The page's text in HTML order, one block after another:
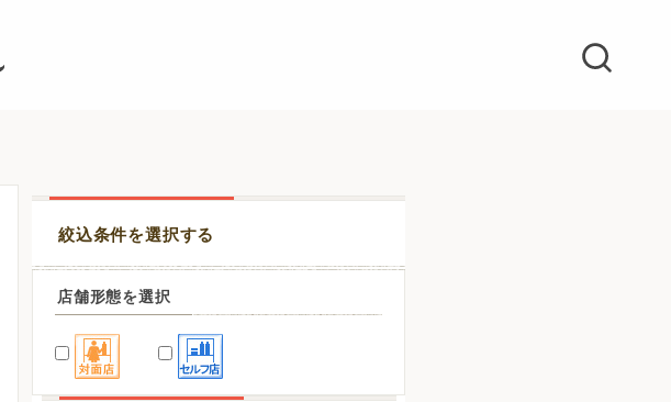
絞込条件を選択する
店舗形態を選択